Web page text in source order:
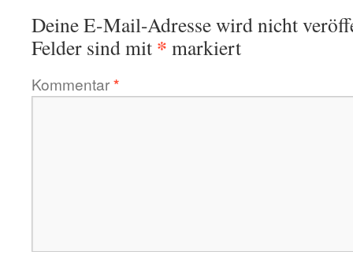
Deine E-Mail-Adresse wird nicht
Felder sind mit * markiert
Kommentar*